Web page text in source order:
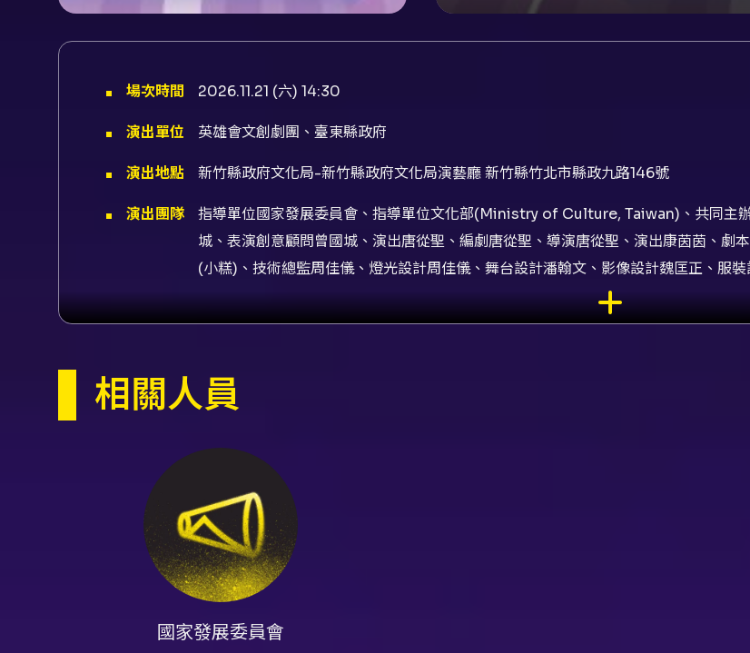
場次時間 2026.11.21 (六) 14:30
演出單位 英雄會文創劇團、臺東縣政府
演出地點 新竹縣政府文化局-新竹縣政府文化局演藝廳 新竹縣竹北市縣政九路146號
演出團隊
指導單位國家發展委員會、指導單位文化部(Ministry of Culture, Taiwan)、共同主
城、表演創意顧問曾國城、演出唐從聖、編劇唐從聖、導演唐從聖、演出康茵茵、劇
(小糕)、技術總監周佳儀、燈光設計周佳儀、舞台設計潘翰文、影像設計魏匡正、服
計吳子齊、音場設計蔡鴻霖、導演助理楊欣純、排練助理阮靄嘉、監製林米雪、製作
羚琳、行銷協力楊玉玲、行銷企劃陳映如、社群行銷林栢亘、社群行銷陳亭羽、行銷
內容簡介
《英雄所賤略同— Hero Emotion》是會演是英雄系列第二彈，以全明星沈浸式教戰
位重量級演出者鍾欣凌、曾國城、唐從聖、康茵茵共同演出；團隊延續《會演是英雄
劇元素放大並結合更多即興互動與觀眾票選機制，形成強烈的現場感與參與感。 節目
情境實作為主，透過短段落和主題單元如《一賤你就笑》、《天行賤,君子以自強不息
的喜劇節奏中體驗「賤學」的幽默觀點。下半場則轉為高度互動的劇場體驗：演出團
多種八點檔式狗血劇情選項，將由觀眾票選想看的情節與演員分配，並可能邀請民間
第六位巡演大賤客，讓每一場演出都具有獨一無二的即時編排與表演張力。 從藝術價
是直接成為劇情生成的共同創作者。對於觀眾而言，除了獲得即時的笑點與放鬆之外
相關人員
國家發展委員會